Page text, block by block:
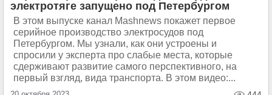
электротяге запущено под Петербургом
В этом выпуске канал Mashnews покажет первое
серийное производство электросудов под
Петербургом. Мы узнали, как они устроены и
спросили у эксперта про слабые места, которые
сдерживают развитие самого перспективного, на
первый взгляд, вида транспорта. В этом видео:...